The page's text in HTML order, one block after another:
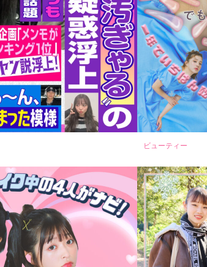
ビューティー